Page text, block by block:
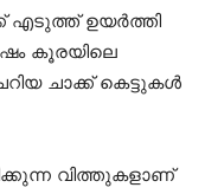
എടുത്ത് ഉയർത്തി
കൂരയിലെ
ചാക്ക് കെട്ടുകൾ
വിത്തുകളാണ്